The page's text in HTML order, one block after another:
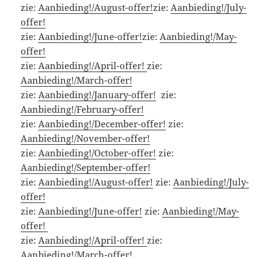
zie: Aanbieding!/August-offer!zie: Aanbieding!/July-
offer!
zie: Aanbieding!/June-offer!zie: Aanbieding!/May-
offer!
zie: Aanbieding!/April-offer!zie:
Aanbieding!/March-offer!
zie: Aanbieding!/January-offer! zie:
Aanbieding!/February-offer!
zie: Aanbieding!/December-offer! zie:
Aanbieding!/November-offer!
zie: Aanbieding!/October-offer! zie:
Aanbieding!/September-offer!
zie: Aanbieding!/August-offer! zie: Aanbieding!/July-
offer!
zie: Aanbieding!/June-offer! zie: Aanbieding!/May-
offer!
zie: Aanbieding!/April-offer!zie:
Aanbieding!/March-offer!